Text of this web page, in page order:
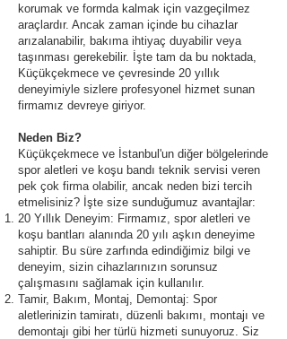
korumak ve formda kalmak için vazgeçilmez
araçlardır. Ancak zaman içinde bu cihazlar
arızalanabilir, bakıma ihtiyaç duyabilir veya
taşınması gerekebilir. İşte tam da bu noktada,
Küçükçekmece ve çevresinde 20 yıllık
deneyimiyle sizlere profesyonel hizmet sunan
firmamız devreye giriyor.
Neden Biz?
Küçükçekmece ve İstanbul'un diğer bölgelerinde
spor aletleri ve koşu bandı teknik servisi veren
pek çok firma olabilir, ancak neden bizi tercih
etmelisiniz? İşte size sunduğumuz avantajlar:
20 Yıllık Deneyim: Firmamız, spor aletleri ve
koşu bantları alanında 20 yılı aşkın deneyime
sahiptir. Bu süre zarfında edindiğimiz bilgi ve
deneyim, sizin cihazlarınızın sorunsuz
çalışmasını sağlamak için kullanılır.
Tamir, Bakım, Montaj, Demontaj: Spor
aletlerinizin tamiratı, düzenli bakımı, montajı ve
demontajı gibi her türlü hizmeti sunuyoruz. Siz